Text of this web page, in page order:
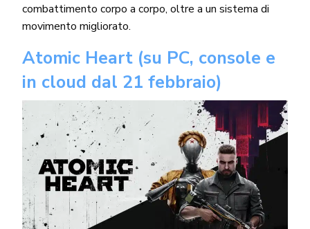
combattimento corpo a corpo, oltre a un sistema di
movimento migliorato.
Atomic Heart (su PC, console e
in cloud dal 21 febbraio)